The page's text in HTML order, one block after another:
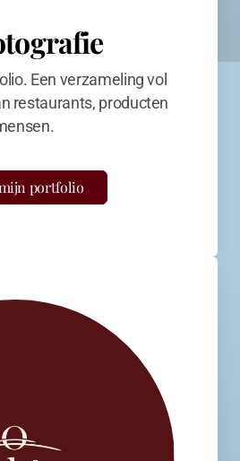
Een verzameling vol
restaurants, producten
portfolio